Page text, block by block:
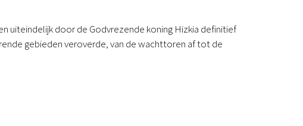
uiteindelijk door de Godvrezende koning Hizkia definitief
gebieden veroverde, van de wachttoren af tot de